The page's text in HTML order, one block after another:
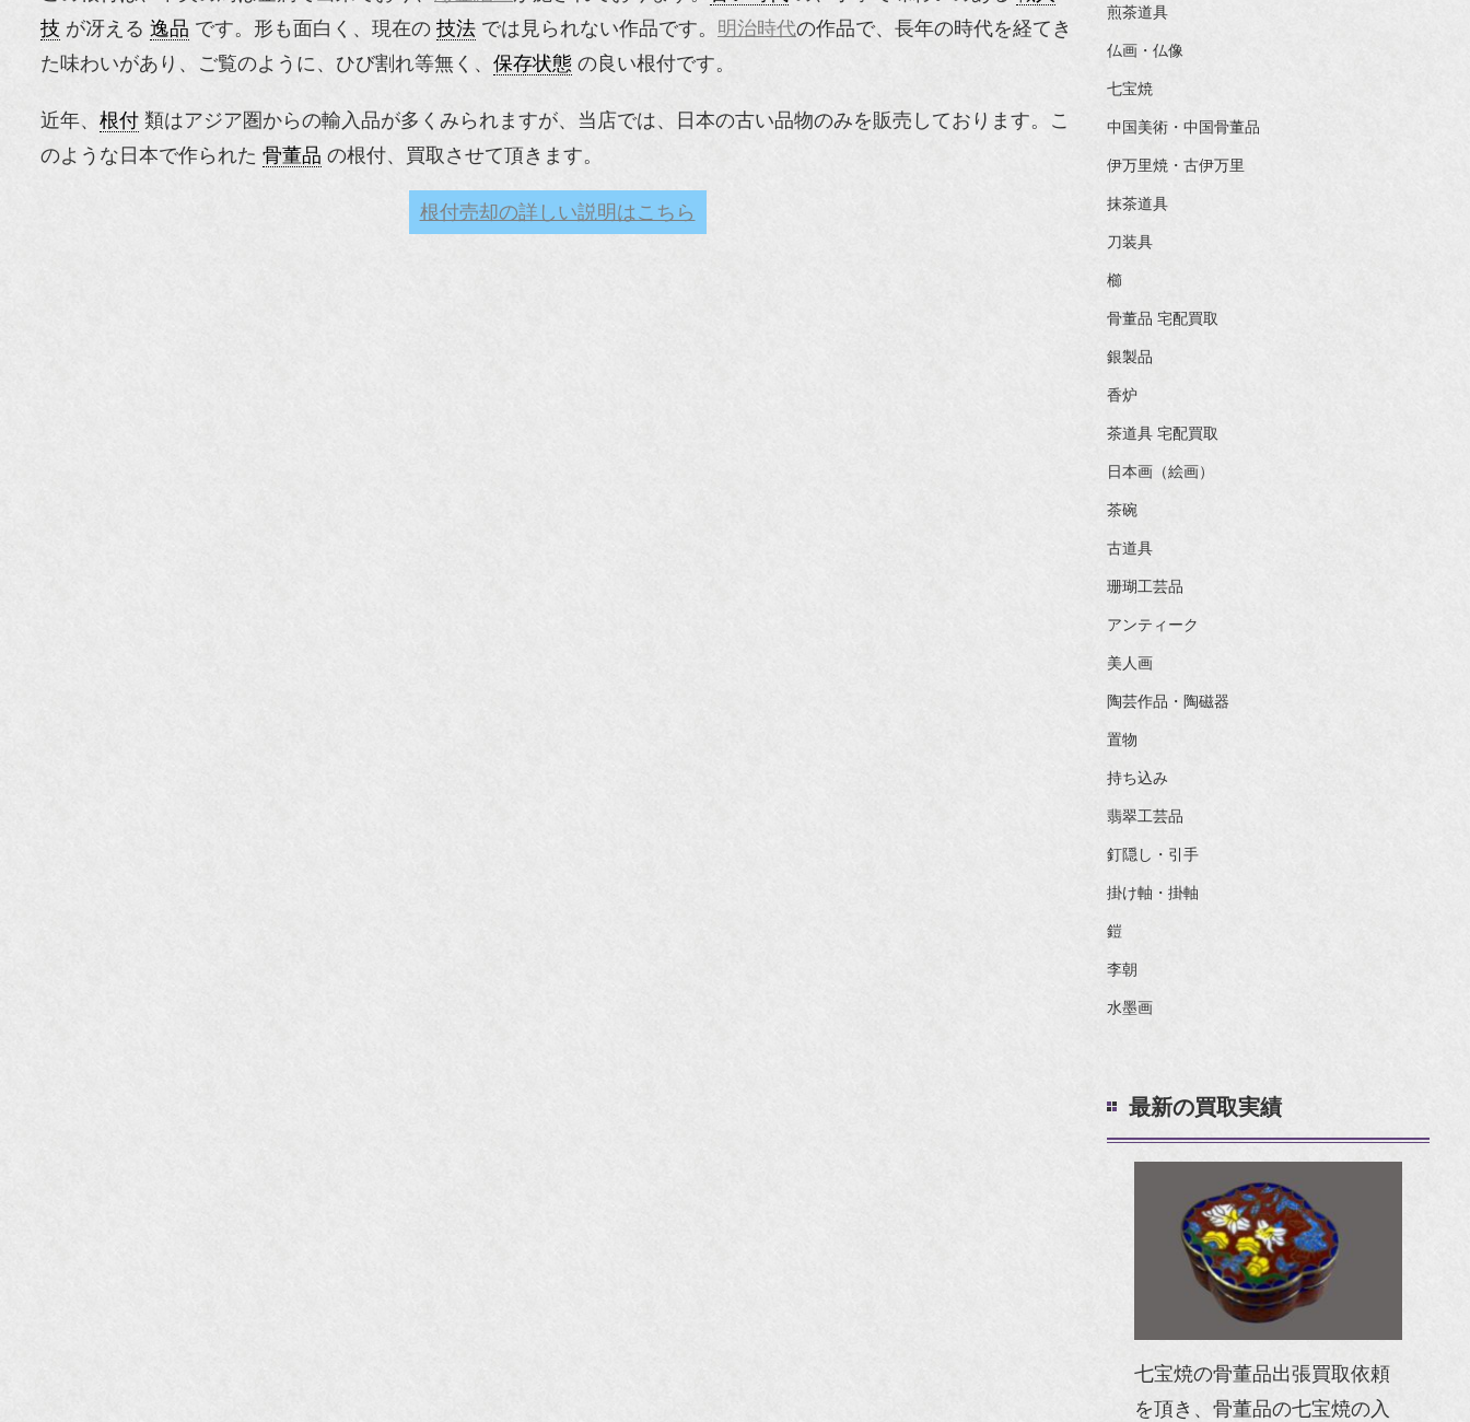
技 が冴える 逸品 です。形も面白く、現在の 技法 では見られない作品です。 明治時代の作品で、長年の時代を経てき
た味わいがあり、ご覧のように、ひび割れ等無く、 保存状態 の良い根付です。
近年、 根付 類はアジア圏からの輸入品が多くみられますが、当店では、日本の古い品物のみを販売しております。こ
のような日本で作られた 骨董品 の根付、買取させて頂きます。
根付売却の詳しい説明はこちら
煎茶道具
仏画・仏像
七宝焼
中国美術・中国骨董品
伊万里焼・古伊万里
抹茶道具
刀装具
櫛
骨董品 宅配買取
銀製品
香炉
茶道具 宅配買取
日本画（絵画）
茶碗
古道具
珊瑚工芸品
アンティーク
美人画
陶芸作品・陶磁器
置物
持ち込み
翡翠工芸品
釘隠し・引手
掛け軸・掛軸
鎧
李朝
水墨画
最新の買取実績
七宝焼の骨董品出張買取依頼
を頂き、骨董品の七宝焼の入